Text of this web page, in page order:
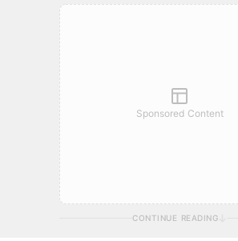
Sponsored Content
CONTINUE READING